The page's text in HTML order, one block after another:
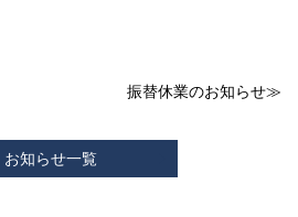
振替休業のお知らせ≫
お知らせ一覧